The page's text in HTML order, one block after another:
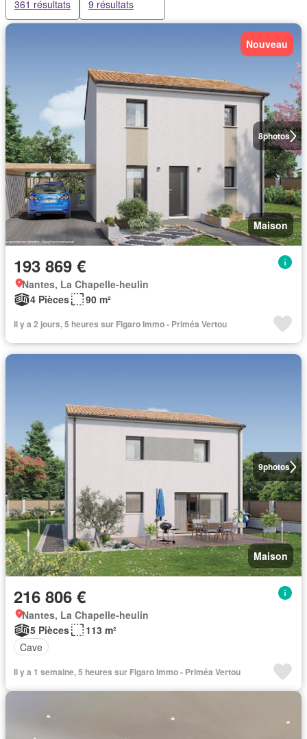
361 résultats 9 résultats
8photos
Nouveau
Maison
193 869 €
Nantes, La Chapelle-heulin
4 Pièces
90 m²
Il y a 2 jours, 5 heures sur Figaro Immo - Priméa Vertou
9photos
Maison
216 806 €
Nantes, La Chapelle-heulin
5 Pièces
113 m²
Cave
Il y a 1 semaine, 5 heures sur Figaro Immo - Priméa Vertou